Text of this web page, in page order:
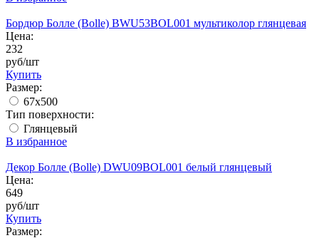
Бордюр Болле (Bolle) BWU53BOL001 мультиколор глянцевая
Цена:
232
руб/шт
Купить
Размер:
67х500
Тип поверхности:
Глянцевый
В избранное
Декор Болле (Bolle) DWU09BOL001 белый глянцевый
Цена:
649
руб/шт
Купить
Размер: